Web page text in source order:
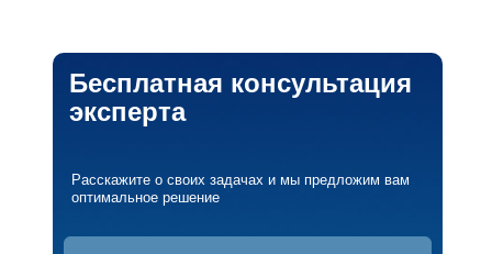
Бесплатная консультация
эксперта
Расскажите о своих задачах и мы предложим вам
оптимальное решение